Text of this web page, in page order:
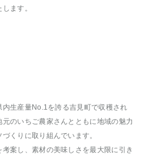
ます。
生産量No.1を誇る吉見町で収穫され
のいちご農家さんとともに地域の魅力
くりに取り組んでいます。
案し、素材の美味しさを最大限に引き